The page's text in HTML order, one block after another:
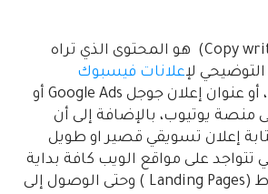
الكوبي رايتنج (Copy writing) هو المحتوى الذي تراه
التوضيحي لإعلانات فيسبوك
مثلًا، أو عنوان إعلان جوجل Google Ads أو
يوتيوب، بالإضافة إلى أن
إعلان تسويقي قصير او طويل
على مواقع الويب كافة بداية
من صفحات الهبوط (Landing Pages ) وحتى الوصول إلى